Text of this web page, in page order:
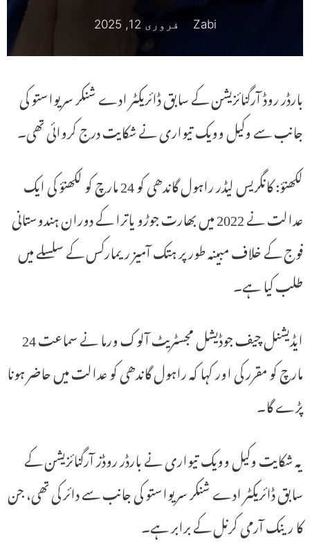
Zabi فروری 12, 2025
بارڈر روڈ آرگنائزیشن کے سابق ڈائریکٹر ادے شنکر سریواستو کی
جانب سے وکیل وویک تیواری نے شکایت درج کروائی تھی۔
لکھنؤ: کانگریس لیڈر راہول گاندھی کو 24 مارچ کو لکھنؤ کی ایک
عدالت نے 2022 میں بھارت جوڑو یاترا کے دوران ہندوستانی
فوج کے خلاف مبینہ طور پر ہتک آمیز ریمارکس کے سلسلے میں
طلب کیا ہے۔
ایڈیشنل چیف جوڈیشل مجسٹریٹ آلوک ورما نے سماعت 24
مارچ کو مقرر کی اور کہا کہ راہول گاندھی کو عدالت میں حاضر ہونا
پڑے گا۔
یہ شکایت وکیل وویک تیواری نے بارڈر روڈز آرگنائزیشن کے
سابق ڈائریکٹر ادے شنکر سریواستو کی جانب سے دائر کی تھی، جن
کا رینک آرمی کرنل کے برابر ہے۔